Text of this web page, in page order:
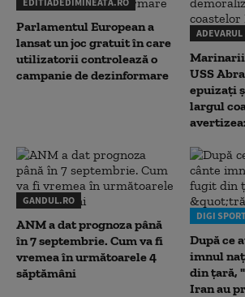
Parlamentul European a
lansat un joc gratuit în care
utilizatorii controlează o
campanie de dezinformare
ADEVARUL
Marinarii
USS
epuizați
largul
GANDUL.RO
ANM a dat prognoza până
în 7 septembrie. Cum va fi
vremea în următoarele 4
săptămâni
DIGI
După ce
imnul
din ţară,
Iran au